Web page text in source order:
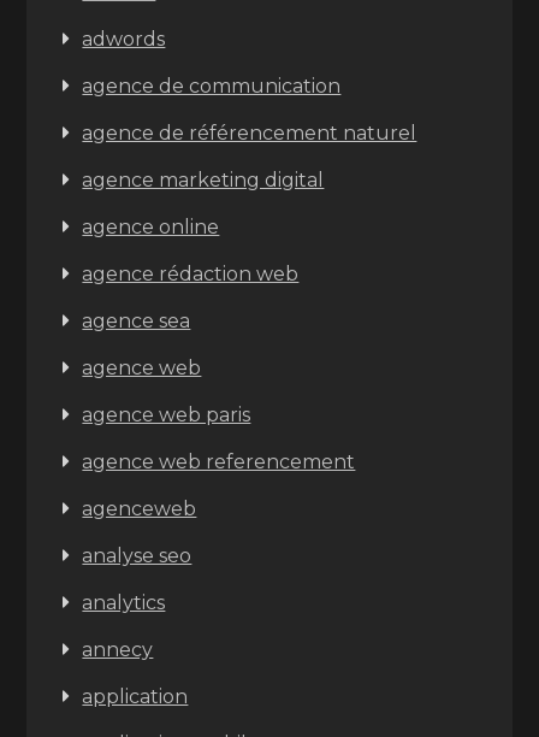
adwords
agence de communication
agence de référencement naturel
agence marketing digital
agence online
agence rédaction web
agence sea
agence web
agence web paris
agence web referencement
agenceweb
analyse seo
analytics
annecy
application